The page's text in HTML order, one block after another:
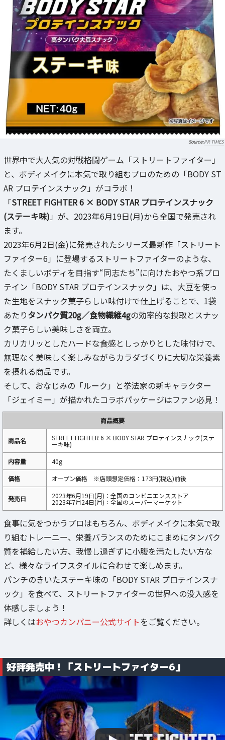
PR TIMES
世界中で大人気の対戦格闘ゲーム「ストリートファイター」
と、ボディメイクに本気で取り組むプロのための「BODY ST
AR プロテインスナック」がコラボ！
「STREET FIGHTER 6 × BODY STAR プロテインスナック
(ステーキ味) 」が、2023年6月19日(月)から全国で発売され
ます。
2023年6月2日(金)に発売されたシリーズ最新作「ストリート
ファイター6」に登場するストリートファイターのような、
たくましいボディを目指す“同志たち”に向けたおやつ系プロ
テイン「BODY STAR プロテインスナック」は、大豆を使っ
た生地をスナック菓子らしい味付けで仕上げることで、1袋
あたりタンパク質20g／食物繊維4gの効率的な摂取とスナッ
ク菓子らしい美味しさを両立。
カリカリッとしたハードな食感としっかりとした味付けで、
無理なく美味しく楽しみながらカラダづくりに大切な栄養素
を摂れる商品です。
そして、おなじみの「ルーク」と拳法家の新キャラクター
「ジェイミー」が描かれたコラボパッケージはファン必見！
商品概要
商品名 STREET FIGHTER 6 × BODY STAR プロテインスナック(ステ
ーキ味)
内容量
40g
価格
オープン価格 ※店頭想定価格：173円(税込)前後
発売日 2023年6月19日(月)：全国のコンビニエンスストア
2023年7月24日(月)：全国のスーパーマーケット
食事に気をつかうプロはもちろん、ボディメイクに本気で取
り組むトレーニー、栄養バランスのためにこまめにタンパク
質を補給したい方、我慢し過ぎずに小腹を満たしたい方な
ど、様々なライフスタイルに合わせて楽しめます。
パンチのきいたステーキ味の「BODY STAR プロテインスナ
ック」を食べて、ストリートファイターの世界への没入感を
体感しましょう！
詳しくはおやつカンパニー公式サイトをご覧ください。
好評発売中！「ストリートファイター6」